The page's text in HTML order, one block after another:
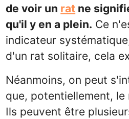
de voir un rat ne
qu'il y en a plein. Ce
indicateur
d'un rat solitaire, cela
Néanmoins, on peut
que, potentiellement,
Ils peuvent être